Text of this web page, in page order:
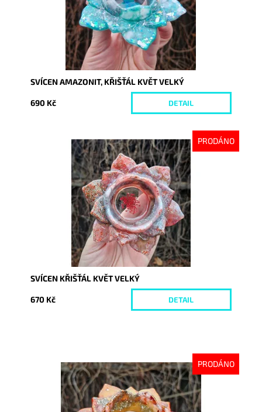
SVÍCEN AMAZONIT, KŘIŠŤÁL KVĚT VELKÝ
690 Kč DETAIL
PRODÁNO
Dostupnost:
Vyprodáno
10056
SVÍCEN KŘIŠŤÁL KVĚT VELKÝ
670 Kč DETAIL
PRODÁNO
Dostupnost:
Vyprodáno
10052